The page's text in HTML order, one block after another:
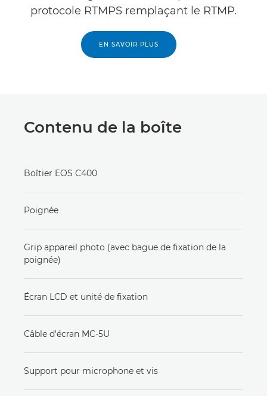
protocole RTMPS remplaçant le RTMP.
EN SAVOIR PLUS
Contenu de la boîte
Boîtier EOS C400
Poignée
Grip appareil photo (avec bague de fixation de la
poignée)
Écran LCD et unité de fixation
Câble d'écran MC-5U
Support pour microphone et vis